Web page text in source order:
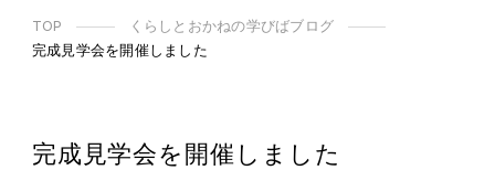
TOP
くらしとおかねの学びばブログ
完成見学会を開催しました
完成見学会を開催しました